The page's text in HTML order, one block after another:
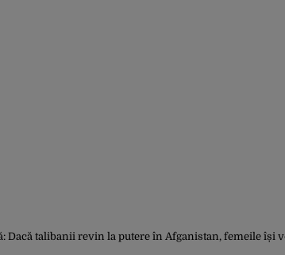
Dacă talibanii revin la putere în Afganistan, femeile își